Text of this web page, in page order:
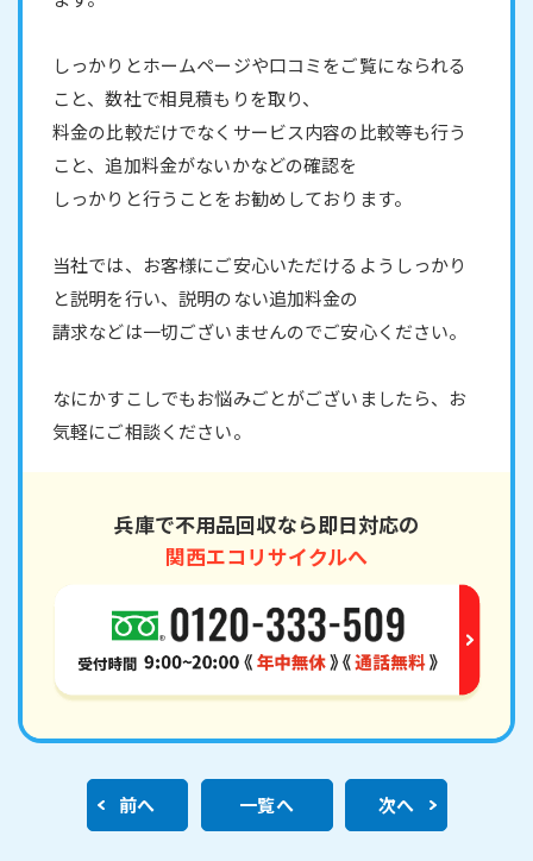
しっかりとホームページや口コミをご覧になられる
こと、数社で相見積もりを取り、
料金の比較だけでなくサービス内容の比較等も行う
こと、追加料金がないかなどの確認を
しっかりと行うことをお勧めしております。
当社では、お客様にご安心いただけるようしっかり
と説明を行い、説明のない追加料金の
請求などは一切ございませんのでご安心ください。
なにかすこしでもお悩みごとがございましたら、お
気軽にご相談ください。
兵庫で不用品回収なら即日対応の
関西エコリサイクルへ
前へ 一覧へ 次へ